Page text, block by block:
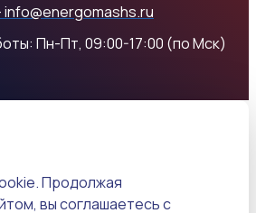
info@energomashs.ru
Пн-Пт, 09:00-17:00 (по Мск)
Продолжая
вы соглашаетесь с